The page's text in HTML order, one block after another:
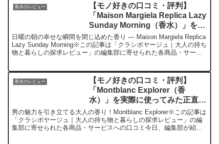
香水のレビュー
【モノ好きの口コミ・評判】
「Maison Margiela Replica Lazy
Sunday Morning（香水）」を実
際に使ってみた正直感想
日曜の朝の幸せな瞬間を閉じ込めた香り — Maison Margiela Replica
Lazy Sunday Morning※この記事は「クラシボヤージュ｜大人の持ち
物と暮らしの探求レビュー」の編集部に寄せられた各商品・サービ
香水のレビュー
【モノ好きの口コミ・評判】
「Montblanc Explorer（香
水）」を実際に使ってみた正直感
想
男の魅力を引き立てる大人の香り！Montblanc Explorer※この記事は
「クラシボヤージュ｜大人の持ち物と暮らしの探求レビュー」の編
集部に寄せられた各商品・サービスへの口コミ今日、編集部が紹介